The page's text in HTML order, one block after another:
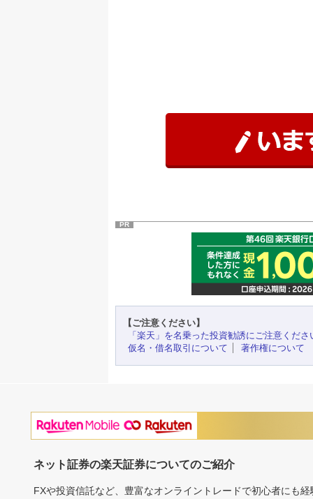
PR
【ご注意ください】
「楽天」を名乗った投資勧誘にご注意くださ
仮名・借名取引について
著作権について
ネット証券の楽天証券についてのご紹介
FXや投資信託など、豊富なオンライントレードで初心者にも